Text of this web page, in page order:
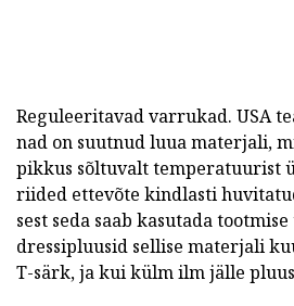
Reguleeritavad varrukad. USA
nad on suutnud luua materjali,
pikkus sõltuvalt temperatuurist
riided ettevõte kindlasti
sest seda saab kasutada
dressipluusid sellise materjali
T-särk, ja kui külm ilm jälle